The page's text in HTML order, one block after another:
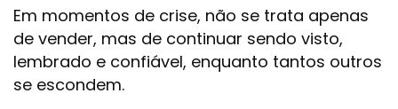
Em momentos de crise, não se trata apenas
de vender, mas de continuar sendo visto,
lembrado e confiável, enquanto tantos outros
se escondem.